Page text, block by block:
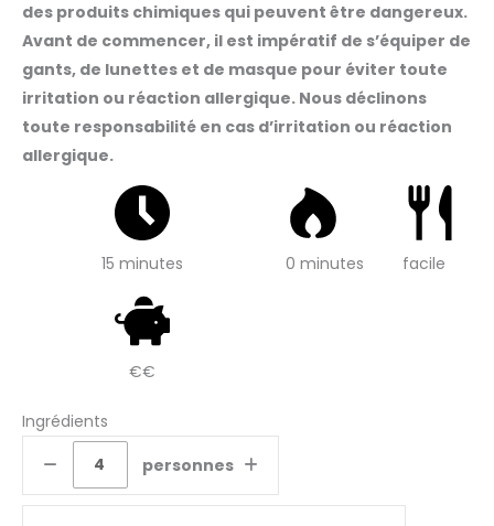
des produits chimiques qui peuvent être dangereux.
Avant de commencer, il est impératif de s’équiper de
gants, de lunettes et de masque pour éviter toute
irritation ou réaction allergique. Nous déclinons
toute responsabilité en cas d’irritation ou réaction
allergique.
15 minutes 0 minutes facile
€€
Ingrédients
personnes